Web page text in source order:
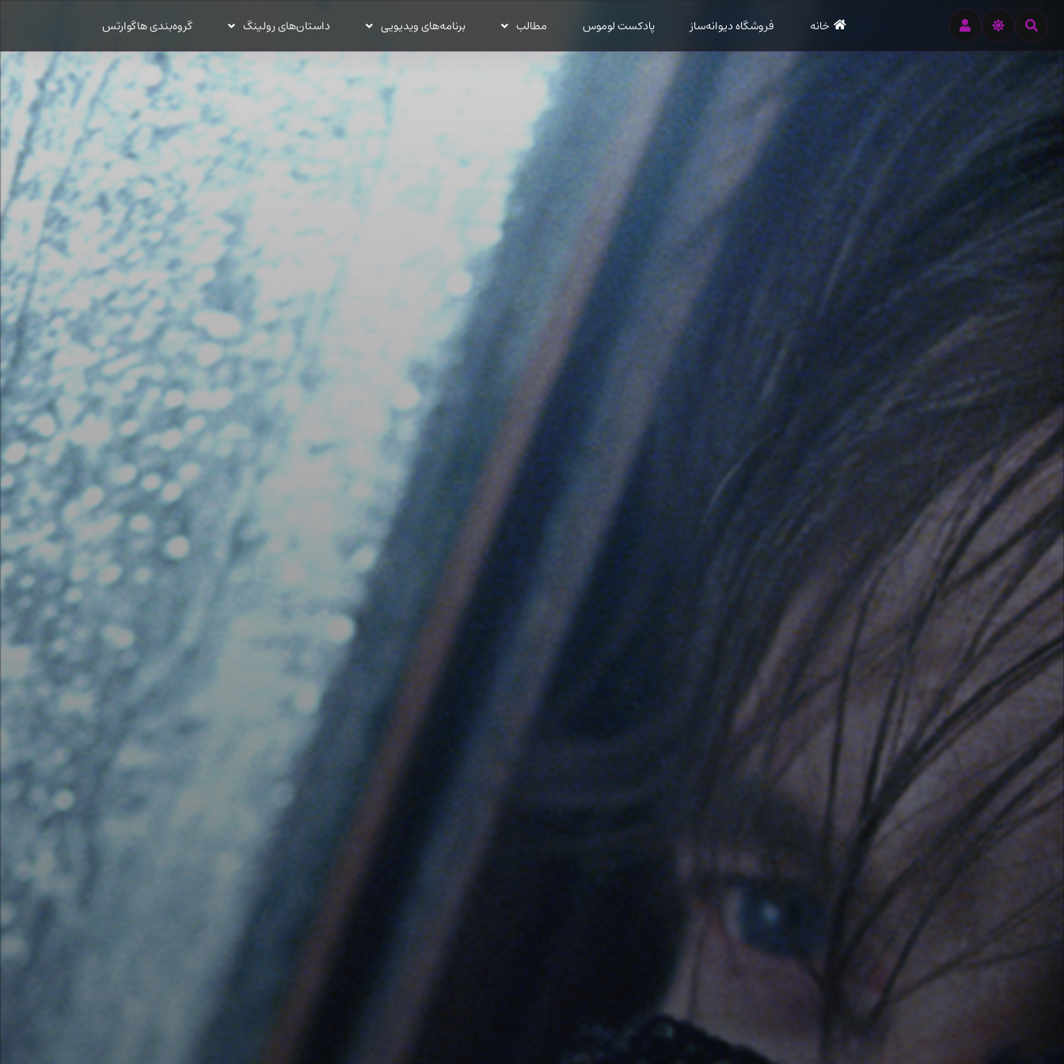
ورود
متن
اصلی
خانه فروشگاه دیوانه‌ساز پادکست لوموس مطالب برنامه‌های ویدیویی داستان‌های رولینگ گروه‌بندی هاگوارتس